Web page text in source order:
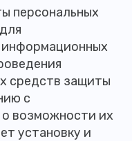
персональных
средств защиты
с
возможности их
установку и